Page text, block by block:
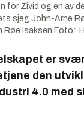
for Zivid og en av
sjeg John-Arne
Isaksen Foto:
er
den
4.0 med